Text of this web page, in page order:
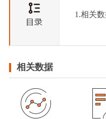
1.相关
相关数据